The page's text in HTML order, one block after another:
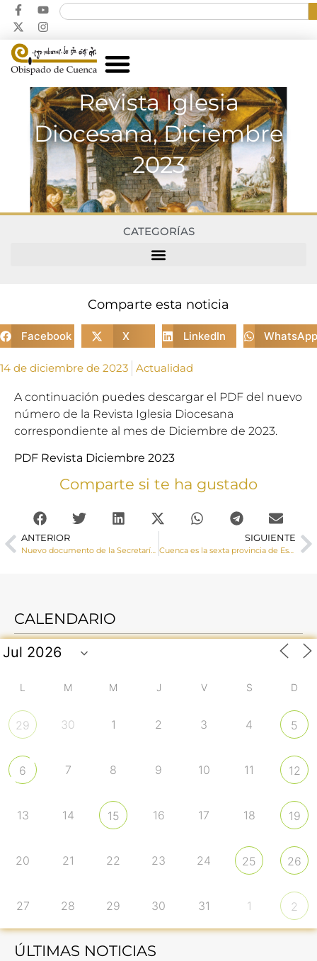
Revista Iglesia
Diocesana, Diciembre
2023
CATEGORÍAS
Comparte esta noticia
Facebook X LinkedIn WhatsApp
14 de diciembre de 2023 Actualidad
A continuación puedes descargar el PDF del nuevo
número de la Revista Iglesia Diocesana
correspondiente al mes de Diciembre de 2023.
PDF Revista Diciembre 2023
Comparte si te ha gustado
ANTERIOR
Nuevo documento de la Secretaría General del Sínodo: Hacia octubre de 2024
SIGUIENTE
Cuenca es la sexta provincia de España donde más se ha incrementado el número de declaraciones de la Renta a favor de la Iglesia
CALENDARIO
L M M J V S D
29 30 1 2 3 4 5
6 7 8 9 10 11 12
13 14 15 16 17 18 19
20 21 22 23 24 25 26
27 28 29 30 31 1 2
ÚLTIMAS NOTICIAS